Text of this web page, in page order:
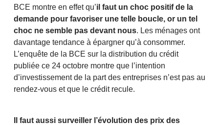
BCE montre en effet qu’il faut un choc positif de la
demande pour favoriser une telle boucle, or un tel
choc ne semble pas devant nous. Les ménages ont
davantage tendance à épargner qu’à consommer.
L’enquête de la BCE sur la distribution du crédit
publiée ce 24 octobre montre que l’intention
d’investissement de la part des entreprises n’est pas au
rendez-vous et que le crédit recule.
Il faut aussi surveiller l’évolution des prix des